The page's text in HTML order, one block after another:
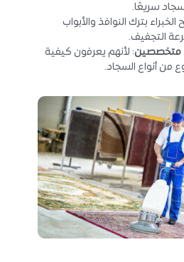
سريعًا.
الخبراء بترك النوافذ والأبواب
التجفيف.
متخصصين: لأنهم يعرفون كيفية
من أنواع السجاد.